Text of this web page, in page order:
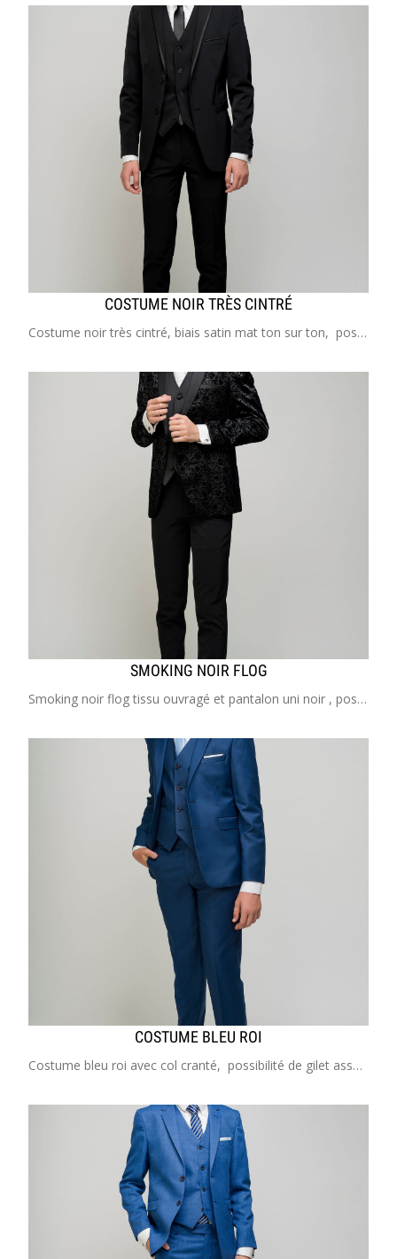
COSTUME NOIR TRÈS CINTRÉ
Costume noir très cintré, biais satin mat ton sur ton, possibilité de gilet dans les mêmes tons Costume enfant de 2 à 20 ans Idéal pour mariage, cérémonie, cortège, communion, garçon d'honneur
SMOKING NOIR FLOG
Smoking noir flog tissu ouvragé et pantalon uni noir , possibilté de gilet noir en satin mat Costume enfant de 2 à 20 ans Idéal pour mariage, cérémonie, cortège, communion, garçon d'honneur
COSTUME BLEU ROI
Costume bleu roi avec col cranté, possibilité de gilet assorti Costume enfant de 2 à 20 ans Idéal pour mariage, cérémonie, communion, cortège, garçon d'honneur